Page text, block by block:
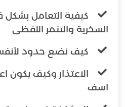
كيفية التعامل
السخرية والتنمر اللفظى
كيف نضع حدود
الاعتذار وكيف يكون
اسف